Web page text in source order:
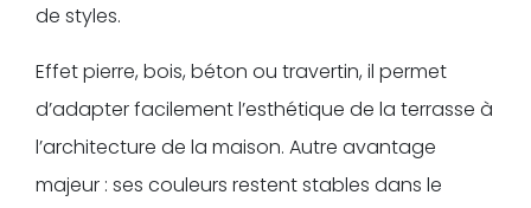
de styles.
Effet pierre, bois, béton ou travertin, il permet
d’adapter facilement l’esthétique de la terrasse à
l’architecture de la maison. Autre avantage
majeur : ses couleurs restent stables dans le